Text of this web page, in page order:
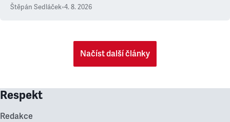
Štěpán Sedláček•4. 8. 2026
Načíst další články
Respekt
Redakce